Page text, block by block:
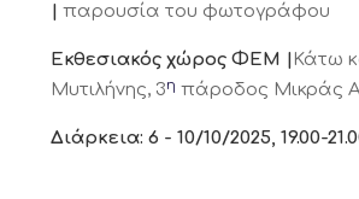
| παρουσία του φωτογράφου
Εκθεσιακός χώρος ΦΕΜ | Κάτω
Μυτιλήνης, 3η πάροδος Μικράς
Διάρκεια: 6 - 10/10/2025, 19.00-